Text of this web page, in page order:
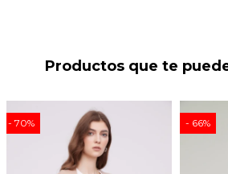
Productos que te
70 66